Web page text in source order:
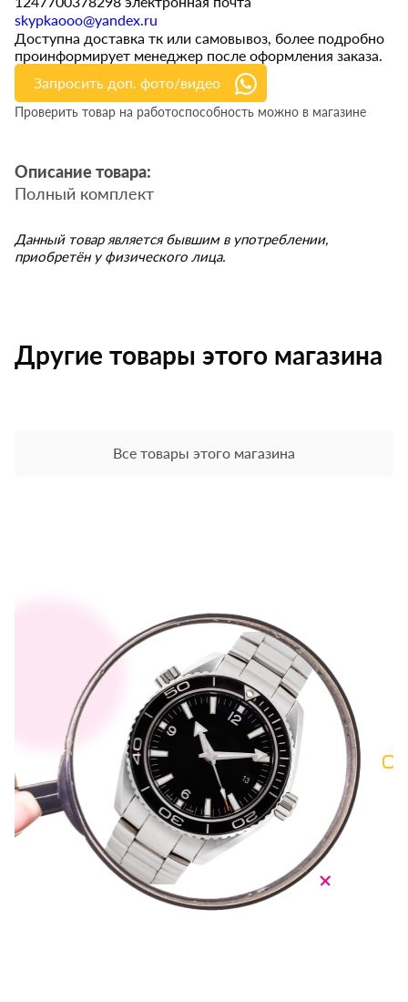
skypkaooo@yandex.ru
Доступна доставка тк или самовывоз, более подробно
проинформирует менеджер после оформления заказа.
Запросить доп. фото/видео
Проверить товар на работоспособность можно в магазине
Описание товара:
Полный комплект
Данный товар является бывшим в употреблении,
приобретён у физического лица.
Другие товары этого магазина
Все товары этого магазина